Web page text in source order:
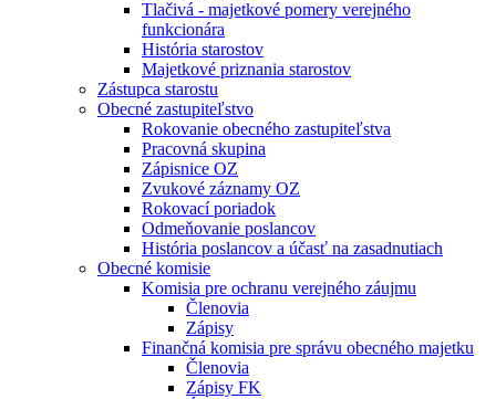
Tlačivá - majetkové pomery verejného
funkcionára
História starostov
Majetkové priznania starostov
Zástupca starostu
Obecné zastupiteľstvo
Rokovanie obecného zastupiteľstva
Pracovná skupina
Zápisnice OZ
Zvukové záznamy OZ
Rokovací poriadok
Odmeňovanie poslancov
História poslancov a účasť na zasadnutiach
Obecné komisie
Komisia pre ochranu verejného záujmu
Členovia
Zápisy
Finančná komisia pre správu obecného majetku
Členovia
Zápisy FK